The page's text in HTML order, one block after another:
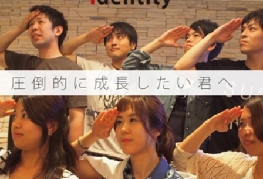
【株
式
会
社
ア
イ
デ
ン
テ
ィ
ィ
ー